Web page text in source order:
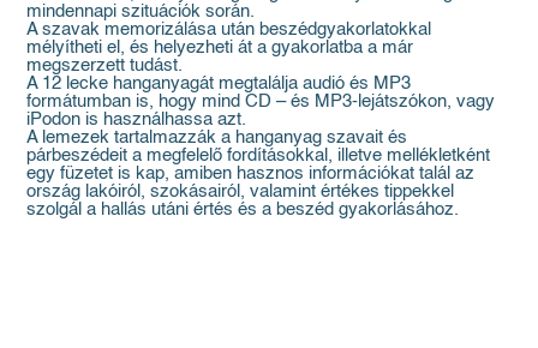
mindennapi szituációk során.
A szavak memorizálása után beszédgyakorlatokkal
mélyítheti el, és helyezheti át a gyakorlatba a már
megszerzett tudást.
A 12 lecke hanganyagát megtalálja audió és MP3
formátumban is, hogy mind CD – és MP3-lejátszókon, vagy
iPodon is használhassa azt.
A lemezek tartalmazzák a hanganyag szavait és
párbeszédeit a megfelelő fordításokkal, illetve mellékletként
egy füzetet is kap, amiben hasznos információkat talál az
ország lakóiról, szokásairól, valamint értékes tippekkel
szolgál a hallás utáni értés és a beszéd gyakorlásához.